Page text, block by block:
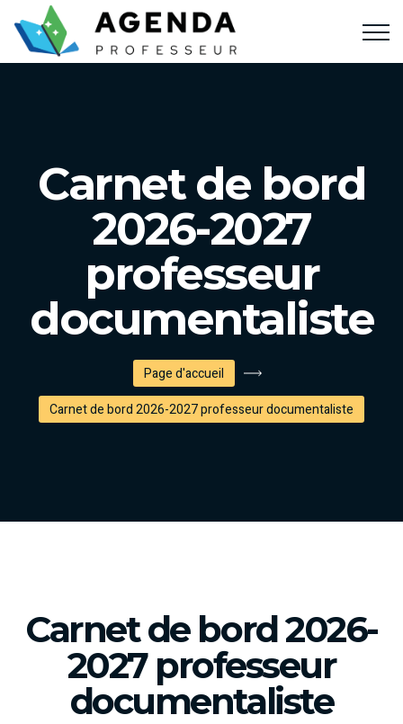
Carnet de bord
2026-2027
professeur
documentaliste
Page d'accueil
Carnet de bord 2026-2027 professeur documentaliste
Carnet de bord 2026-
2027 professeur
documentaliste